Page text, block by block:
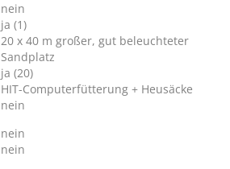
nein
ja (1)
20 x 40 m großer, gut beleuchteter
Sandplatz
ja (20)
HIT-Computerfütterung + Heusäcke
nein
nein
nein